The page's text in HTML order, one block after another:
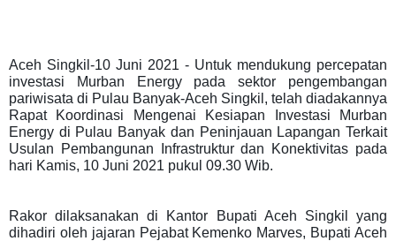
Aceh Singkil -10 Juni 2021 - Untuk mendukung percepatan
investasi Murban Energy pada sektor pengembangan
pariwisata di Pulau Banyak-Aceh Singkil, telah diadakannya
Rapat Koordinasi Mengenai Kesiapan Investasi Murban
Energy di Pulau Banyak dan Peninjauan Lapangan Terkait
Usulan Pembangunan Infrastruktur dan Konektivitas pada
hari Kamis, 10 Juni 2021 pukul 09.30 Wib.
Rakor dilaksanakan di Kantor Bupati Aceh Singkil yang
dihadiri oleh jajaran Pejabat Kemenko Marves, Bupati Aceh